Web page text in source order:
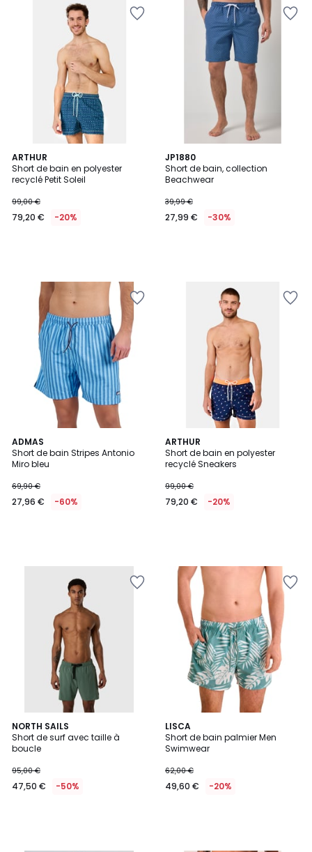
ARTHUR
Short de bain en polyester
recyclé Petit Soleil
99,00 €
79,20 € -20%
JP1880
Short de bain, collection
Beachwear
39,99 €
27,99 € -30%
ADMAS
Short de bain Stripes Antonio
Miro bleu
69,90 €
27,96 € -60%
ARTHUR
Short de bain en polyester
recyclé Sneakers
99,00 €
79,20 € -20%
NORTH SAILS
Short de surf avec taille à
boucle
95,00 €
47,50 € -50%
LISCA
Short de bain palmier Men
Swimwear
62,00 €
49,60 € -20%